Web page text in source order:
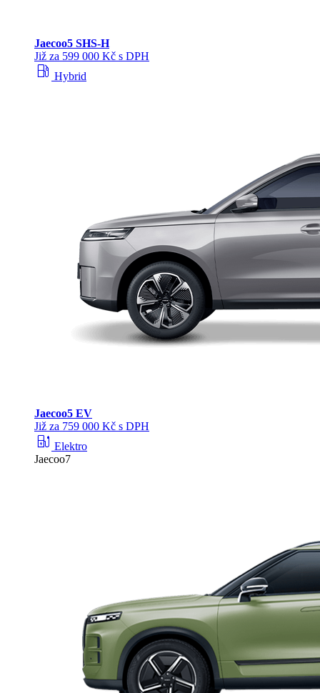
Jaecoo5 SHS-H
Již za 599 000 Kč s DPH
local_gas_station Hybrid
Jaecoo5 EV
Již za 759 000 Kč s DPH
ev_station Elektro
Jaecoo7